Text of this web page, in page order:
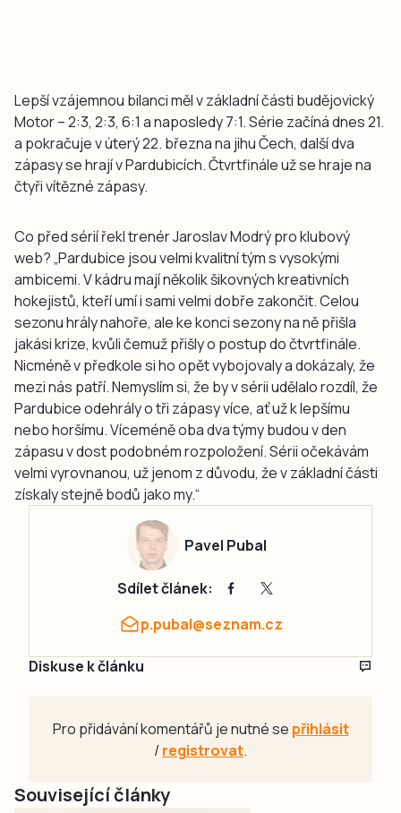
Lepší vzájemnou bilanci měl v základní části budějovický
Motor – 2:3, 2:3, 6:1 a naposledy 7:1. Série začíná dnes 21.
a pokračuje v úterý 22. března na jihu Čech, další dva
zápasy se hrají v Pardubicích. Čtvrtfinále už se hraje na
čtyři vítězné zápasy.
Co před sérií řekl trenér Jaroslav Modrý pro klubový
web? „Pardubice jsou velmi kvalitní tým s vysokými
ambicemi. V kádru mají několik šikovných kreativních
hokejistů, kteří umí i sami velmi dobře zakončit. Celou
sezonu hrály nahoře, ale ke konci sezony na ně přišla
jakási krize, kvůli čemuž přišly o postup do čtvrtfinále.
Nicméně v předkole si ho opět vybojovaly a dokázaly, že
mezi nás patří. Nemyslím si, že by v sérii udělalo rozdíl, že
Pardubice odehrály o tři zápasy více, ať už k lepšímu
nebo horšímu. Víceméně oba dva týmy budou v den
zápasu v dost podobném rozpoložení. Sérii očekávám
velmi vyrovnanou, už jenom z důvodu, že v základní části
získaly stejně bodů jako my.“
Pavel Pubal
Sdílet článek:
p.pubal@seznam.cz
Diskuse k článku
Pro přidávání komentářů je nutné se přihlásit
/registrovat.
Související články